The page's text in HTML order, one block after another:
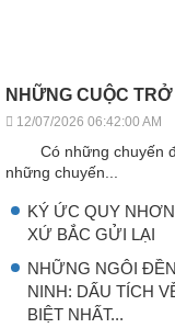
NHỮNG CUỘC
12/07/2026 06:42:00 AM
Có những chuyến đi
những chuyến...
KÝ ỨC QUY
XỨ BẮC GỬI LẠI
NHỮNG NGÔI
NINH: DẤU TÍCH
BIỆT NHẤT...